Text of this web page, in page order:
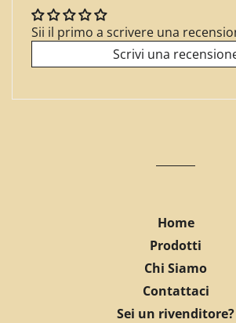
Sii il primo a scrivere una
Scrivi una
Home
Prodotti
Chi Siamo
Contattaci
Sei un rivenditore?